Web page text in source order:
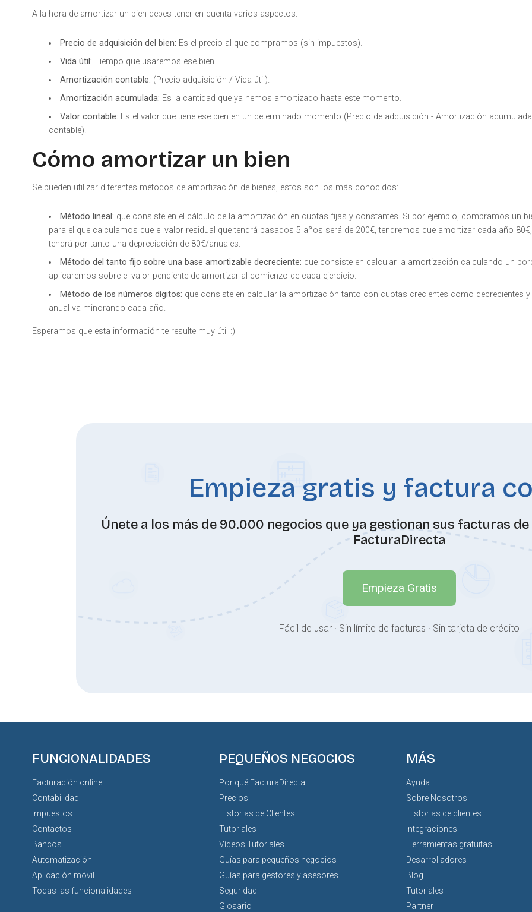
A la hora de amortizar un bien debes tener en cuenta varios aspectos:
Precio de adquisición del bien: Es el precio al que compramos (sin impuestos).
Vida útil: Tiempo que usaremos ese bien.
Amortización contable: (Precio adquisición / Vida útil).
Amortización acumulada: Es la cantidad que ya hemos amortizado hasta este momento.
Valor contable: Es el valor que tiene ese bien en un determinado momento (Precio de adquisición - Amortización
contable).
Cómo amortizar un bien
Se pueden utilizar diferentes métodos de amortización de bienes, estos son los más conocidos:
Método lineal: que consiste en el cálculo de la amortización en cuotas fijas y constantes. Si por ejemplo, compramos un
para el que calculamos que el valor residual que tendrá pasados 5 años será de 200€, tendremos que amortizar cada año
tendrá por tanto una depreciación de 80€/anuales.
Método del tanto fijo sobre una base amortizable decreciente: que consiste en calcular la amortización calculando un
aplicaremos sobre el valor pendiente de amortizar al comienzo de cada ejercicio.
Método de los números dígitos: que consiste en calcular la amortización tanto con cuotas crecientes como decrecientes
anual va minorando cada año.
Esperamos que esta información te resulte muy útil :)
Empieza gratis y factura
Únete a los más de 90.000 negocios que ya gestionan sus facturas
FacturaDirecta
Empieza Gratis
Fácil de usar · Sin límite de facturas · Sin tarjeta de crédito
FUNCIONALIDADES
Facturación online
Contabilidad
Impuestos
Contactos
Bancos
Automatización
Aplicación móvil
Todas las funcionalidades
PEQUEÑOS NEGOCIOS
Por qué FacturaDirecta
Precios
Historias de Clientes
Tutoriales
Vídeos Tutoriales
Guías para pequeños negocios
Guías para gestores y asesores
Seguridad
Glosario
MÁS
Ayuda
Sobre Nosotros
Historias de clientes
Integraciones
Herramientas gratuitas
Desarrolladores
Blog
Tutoriales
Partner